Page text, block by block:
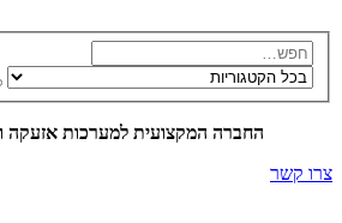
החברה המקצועית למערכות אזעקה
צרו קשר